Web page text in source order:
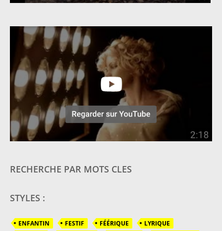
RECHERCHE PAR MOTS CLES
STYLES :
ENFANTIN FESTIF FÉÉRIQUE
LYRIQUE